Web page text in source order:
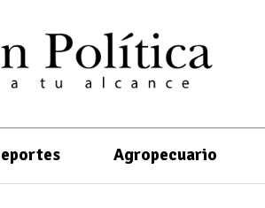
Agropecuario